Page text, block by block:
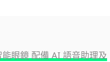
眼鏡 配備 AI 語音助理及